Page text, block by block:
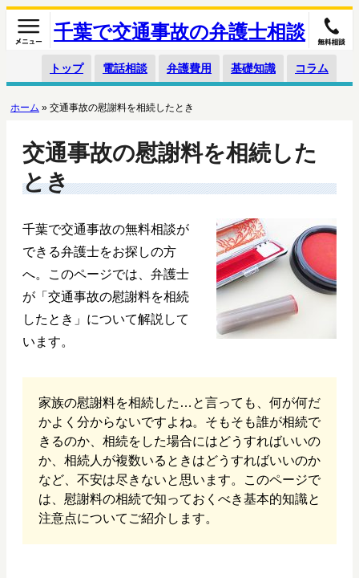
千葉で交通事故の弁護士相談
トップ 電話相談 弁護費用 基礎知識 コラム
ホーム » 交通事故の慰謝料を相続したとき
交通事故の慰謝料を相続した
とき
千葉で交通事故の無料相談が
できる弁護士をお探しの方
へ。このページでは、弁護士
が「交通事故の慰謝料を相続
したとき」について解説して
います。
家族の慰謝料を相続した…と言っても、何が何だ
かよく分からないですよね。そもそも誰が相続で
きるのか、相続をした場合にはどうすればいいの
か、相続人が複数いるときはどうすればいいのか
など、不安は尽きないと思います。このページで
は、慰謝料の相続で知っておくべき基本的知識と
注意点についてご紹介します。